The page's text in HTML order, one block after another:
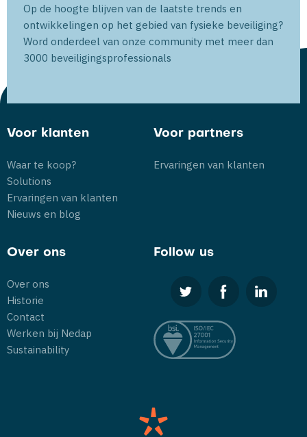
Op de hoogte blijven van de laatste trends en
ontwikkelingen op het gebied van fysieke beveiliging?
Word onderdeel van onze community met meer dan
3000 beveiligingsprofessionals
Voor klanten
Waar te koop?
Solutions
Ervaringen van klanten
Nieuws en blog
Voor partners
Ervaringen van klanten
Over ons
Over ons
Historie
Contact
Werken bij Nedap
Sustainability
Follow us